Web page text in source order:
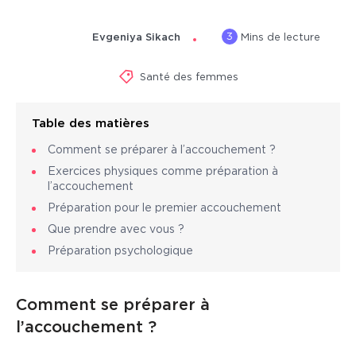
Evgeniya Sikach 3 Mins de lecture
Santé des femmes
Table des matières
Comment se préparer à l’accouchement ?
Exercices physiques comme préparation à
l’accouchement
Préparation pour le premier accouchement
Que prendre avec vous ?
Préparation psychologique
Comment se préparer à
l’accouchement ?